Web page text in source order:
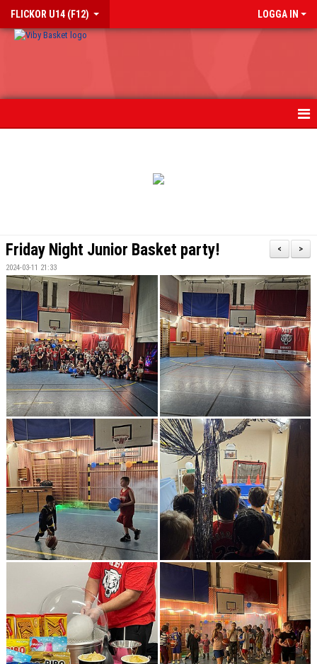
FLICKOR U14 (F12) LOGGA IN
TRUPPEN
BILDGALLERI
DOKUMENT
KONTAKT
>
<
Friday Night Junior Basket party!
2024-03-11 21:33